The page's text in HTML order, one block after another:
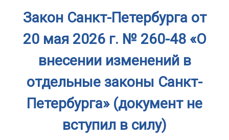
Закон Санкт-Петербурга от
20 мая 2026 г. № 260-48 «О
внесении изменений в
отдельные законы Санкт-
Петербурга» (документ не
вступил в силу)